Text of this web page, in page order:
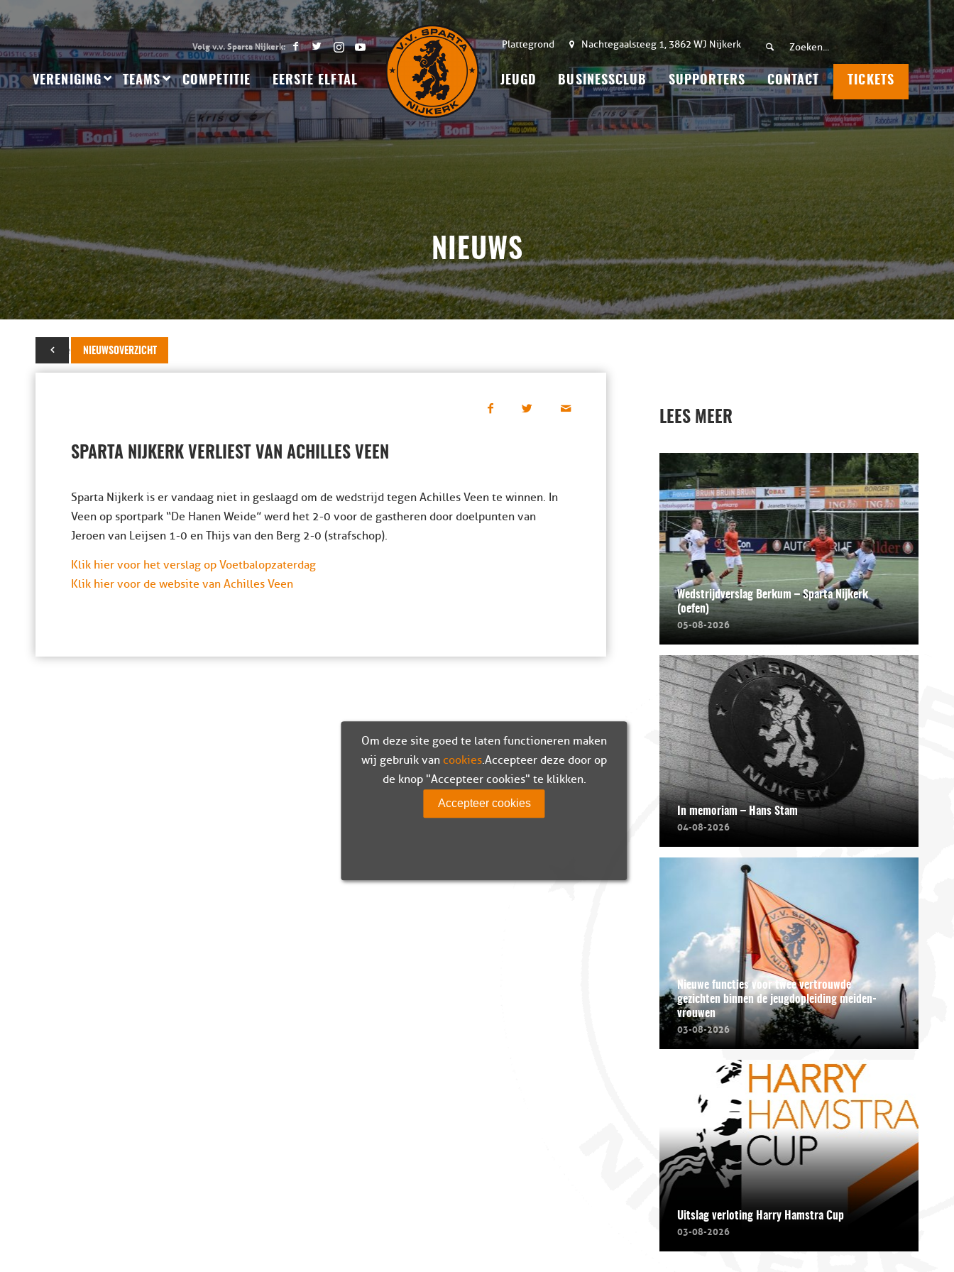
Plattegrond Nachtegaalsteeg 1, 3862 WJ Nijkerk
VERENIGING TEAMS COMPETITIE EERSTE ELFTAL JEUGD BUSINESSCLUB SUPPORTERS CONTACT TICKETS
NIEUWS
NIEUWSOVERZICHT
28 november 2015
SPARTA NIJKERK VERLIEST VAN ACHILLES VEEN
Sparta Nijkerk is er vandaag niet in geslaagd om de wedstrijd tegen Achilles Veen te winnen. In
Veen op sportpark “De Hanen Weide” werd het 2-0 voor de gastheren door doelpunten van
Jeroen van Leijsen 1-0 en Thijs van den Berg 2-0 (strafschop).
Klik hier voor het verslag op Voetbalopzaterdag
Klik hier voor de website van Achilles Veen
LEES MEER
Wedstrijdverslag Berkum – Sparta Nijkerk
(oefen)
05-08-2026
In memoriam – Hans Stam
04-08-2026
Nieuwe functies voor twee vertrouwde
gezichten binnen de jeugdopleiding meiden-
vrouwen
03-08-2026
Uitslag verloting Harry Hamstra Cup
03-08-2026
Om deze site goed te laten functioneren maken
wij gebruik van cookies. Accepteer deze door op
de knop "Accepteer cookies" te klikken.
Accepteer cookies